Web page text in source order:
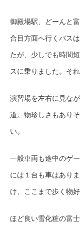
御殿場駅、どーんと
合目方面へ行くバス
たが、少しでも時間
スに乗りました。そ
演習場を左右に見な
道。物珍しさもあり
い。
一般車両も途中のゲ
には１台も車はあり
け、ここまで歩く物
ほど良い雪化粧の富